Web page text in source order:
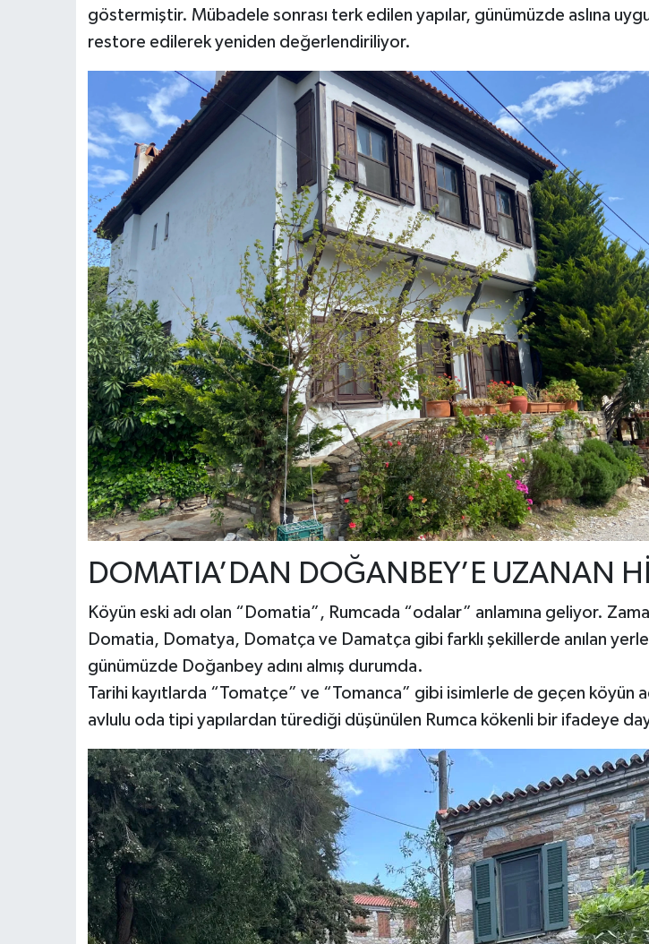
göstermiştir. Mübadele sonrası terk edilen yapılar, günümüzde aslına
restore edilerek yeniden değerlendiriliyor.
DOMATIA’DAN DOĞANBEY’E UZANAN
Köyün eski adı olan “Domatia”, Rumcada “odalar” anlamına geliyor.
Domatia, Domatya, Domatça ve Damatça gibi farklı şekillerde anılan
günümüzde Doğanbey adını almış durumda.
Tarihi kayıtlarda “Tomatçe” ve “Tomanca” gibi isimlerle de geçen köyün
avlulu oda tipi yapılardan türediği düşünülen Rumca kökenli bir ifadeye